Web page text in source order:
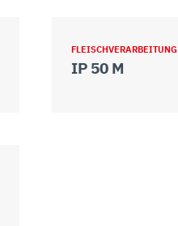
FLEISCHVERARBEITUNG
IP 50 M